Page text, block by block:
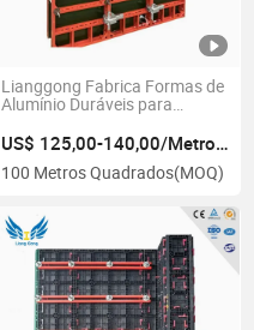
Lianggong Fabrica Formas de
Alumínio Duráveis para
Reutilização 200 Vezes para
Estrutura de Alumínio
US$ 125,00-140,00/Metro Quadrado
100 Metros Quadrados(MOQ)